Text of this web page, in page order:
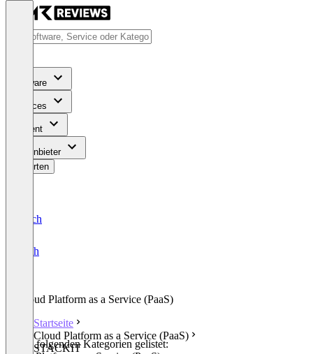
Software
Services
Content
Für Anbieter
Bewerten
Deutsch
English
Cloud Platform as a Service (PaaS)
Startseite
Cloud Platform as a Service (PaaS)
STACKIT
In den folgenden Kategorien gelistet: